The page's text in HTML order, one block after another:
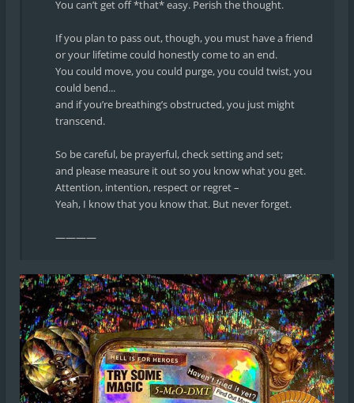
You can’t get off *that* easy. Perish the thought.
If you plan to pass out, though, you must have a friend
or your lifetime could honestly come to an end.
You could move, you could purge, you could twist, you
could bend...
and if you’re breathing’s obstructed, you just might
transcend.
So be careful, be prayerful, check setting and set;
and please measure it out so you know what you get.
Attention, intention, respect or regret –
Yeah, I know that you know that. But never forget.
————